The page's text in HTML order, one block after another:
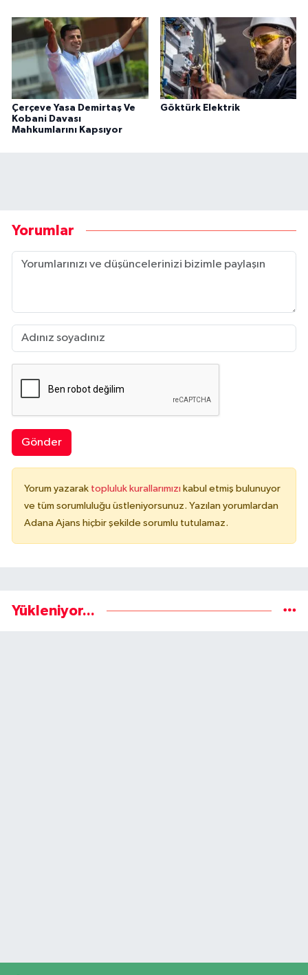
Çerçeve Yasa Demirtaş Ve
Kobani Davası
Mahkumlarını Kapsıyor
Göktürk Elektrik
Yorumlar
Gönder
Yorum yazarak topluluk kurallarımızı kabul etmiş bulunuyor
ve tüm sorumluluğu üstleniyorsunuz. Yazılan yorumlardan
Adana Ajans hiçbir şekilde sorumlu tutulamaz.
Yükleniyor...